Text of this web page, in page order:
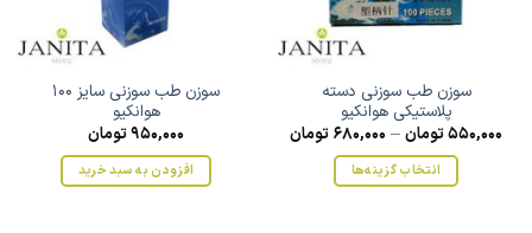
ممکن
است
صفحه
محصول
انتخاب
شوند
ممکن
است
در
صفحه
محصول
انتخاب
شوند
سوزن طب سوزنی دسته
پلاستیکی هوانکیو
550,000تومان–
680,000تومان
انتخاب گزینه‌ها
سوزن طب سوزنی سایز 100
هوانکیو
950,000تومان
افزودن به سبد خرید